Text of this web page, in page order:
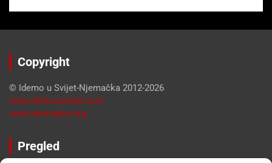
Copyright
© Idemo u Svijet-Njemačka 2012-2026
www.idemousvijet.com
www.njemacka.org
Pregled